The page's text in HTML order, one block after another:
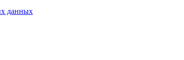
данных